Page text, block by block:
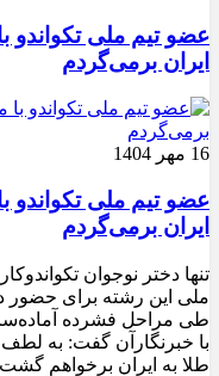
عضو تیم ملی تکواندو
ایران برمی‌گردم
16 مهر 1404
عضو تیم ملی تکواندو
ایران برمی‌گردم
تنها دختر نوجوان
ملی این رشته برای حضور
طی مراحل فشرده
با خبرنگارآن گفت: به
طلا به ایران برخواهم